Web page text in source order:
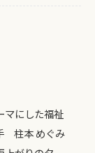
マにした福祉
柱本 めぐみ